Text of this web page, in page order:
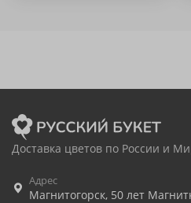
Доставка цветов по России и
Адрес
Магнитогорск, 50 лет